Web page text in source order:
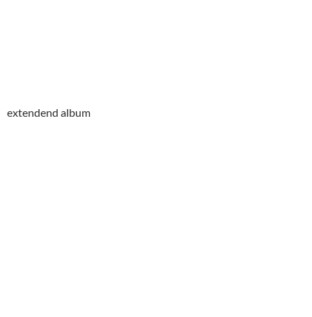
extendend album